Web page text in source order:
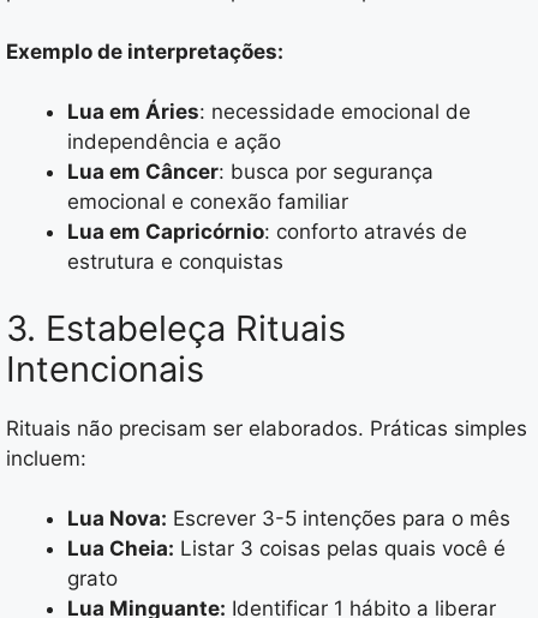
Exemplo de interpretações:
Lua em Áries: necessidade emocional de
independência e ação
Lua em Câncer: busca por segurança
emocional e conexão familiar
Lua em Capricórnio: conforto através de
estrutura e conquistas
3. Estabeleça Rituais
Intencionais
Rituais não precisam ser elaborados. Práticas simples
incluem:
Lua Nova: Escrever 3-5 intenções para o mês
Lua Cheia: Listar 3 coisas pelas quais você é
grato
Lua Minguante: Identificar 1 hábito a liberar